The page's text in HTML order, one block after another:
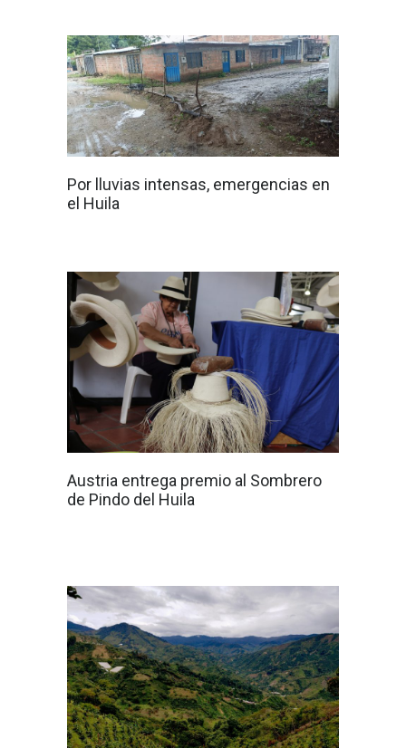
Por lluvias intensas, emergencias en
el Huila
Austria entrega premio al Sombrero
de Pindo del Huila